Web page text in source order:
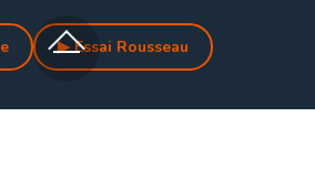
▶ Essai Rousseau